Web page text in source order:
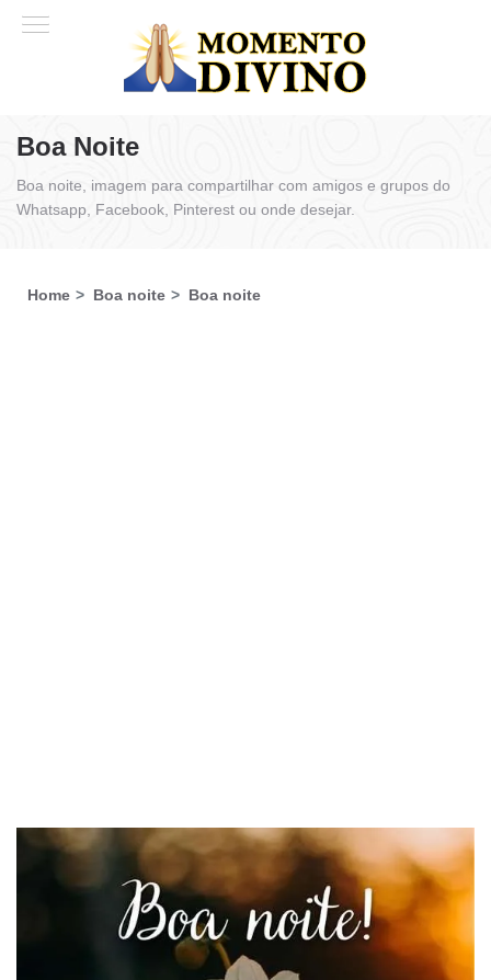
Boa Noite
Boa noite, imagem para compartilhar com amigos e grupos do
Whatsapp, Facebook, Pinterest ou onde desejar.
Home Boa noite Boa noite